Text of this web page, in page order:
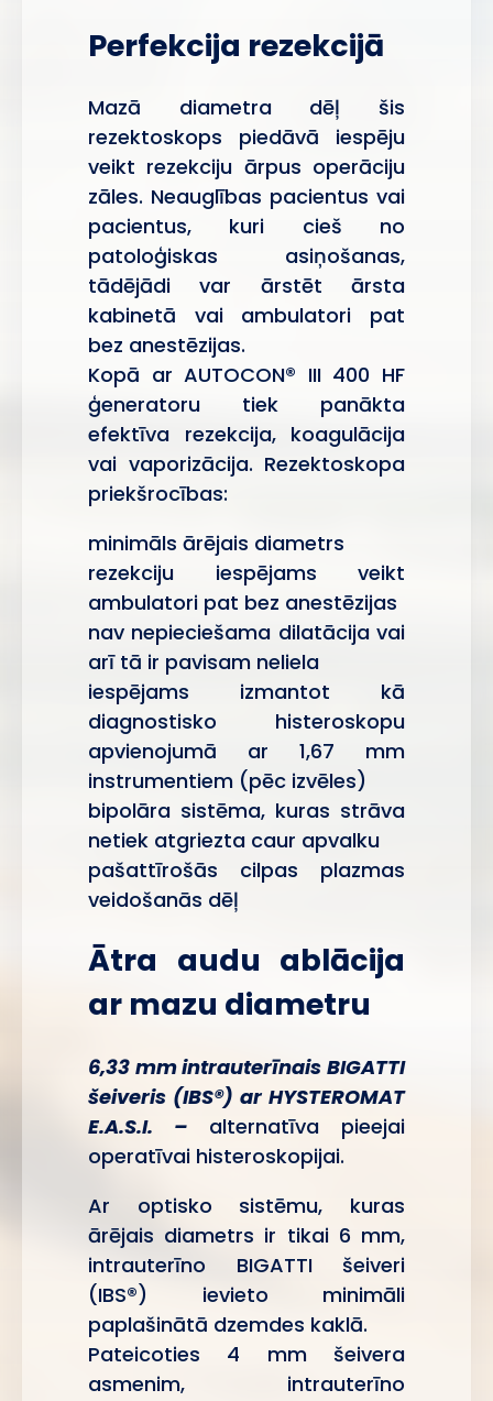
Perfekcija rezekcijā
Mazā diametra dēļ šis
rezektoskops piedāvā iespēju
veikt rezekciju ārpus operāciju
zāles. Neauglības pacientus vai
pacientus, kuri cieš no
patoloģiskas asiņošanas,
tādējādi var ārstēt ārsta
kabinetā vai ambulatori pat
bez anestēzijas.
Kopā ar AUTOCON® III 400 HF
ģeneratoru tiek panākta
efektīva rezekcija, koagulācija
vai vaporizācija. Rezektoskopa
priekšrocības:
minimāls ārējais diametrs
rezekciju iespējams veikt
ambulatori pat bez anestēzijas
nav nepieciešama dilatācija vai
arī tā ir pavisam neliela
iespējams izmantot kā
diagnostisko histeroskopu
apvienojumā ar 1,67 mm
instrumentiem (pēc izvēles)
bipolāra sistēma, kuras strāva
netiek atgriezta caur apvalku
pašattīrošās cilpas plazmas
veidošanās dēļ
Ātra audu ablācija
ar mazu diametru
6,33 mm intrauterīnais BIGATTI
šeiveris (IBS®) ar HYSTEROMAT
E.A.S.I. – alternatīva pieejai
operatīvai histeroskopijai.
Ar optisko sistēmu, kuras
ārējais diametrs ir tikai 6 mm,
intrauterīno BIGATTI šeiveri
(IBS®) ievieto minimāli
paplašinātā dzemdes kaklā.
Pateicoties 4 mm šeivera
asmenim, intrauterīno